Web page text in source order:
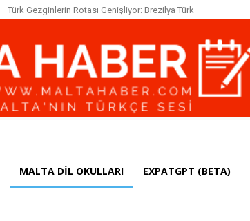
Türk Gezginlerin Rotası Genişliyor: Brezilya Türk
MALTA DIL OKULLARI EXPATGPT (BETA)